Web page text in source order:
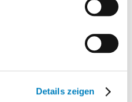
Details zeigen
des Systems
bei Bedarf